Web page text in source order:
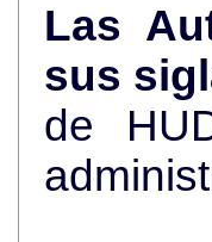
Las
sus
de